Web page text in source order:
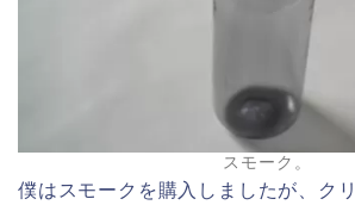
スモーク。
僕はスモークを購入しましたが、ク